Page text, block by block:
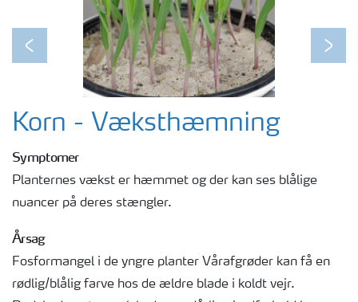
Previous Next
Korn - Væksthæmning
Symptomer
Planternes vækst er hæmmet og der kan ses blålige
nuancer på deres stængler.
Årsag
Fosformangel i de yngre planter Vårafgrøder kan få en
rødlig/blålig farve hos de ældre blade i koldt vejr.